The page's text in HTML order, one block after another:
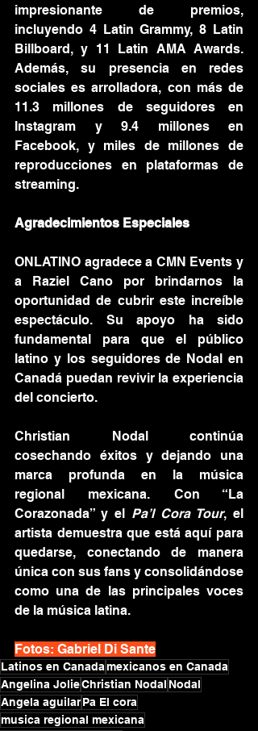
impresionante de premios,
incluyendo 4 Latin Grammy, 8 Latin
Billboard, y 11 Latin AMA Awards.
Además, su presencia en redes
sociales es arrolladora, con más de
11.3 millones de seguidores en
Instagram y 9.4 millones en
Facebook, y miles de millones de
reproducciones en plataformas de
streaming.
Agradecimientos Especiales
ONLATINO agradece a CMN Events y
a Raziel Cano por brindarnos la
oportunidad de cubrir este increíble
espectáculo. Su apoyo ha sido
fundamental para que el público
latino y los seguidores de Nodal en
Canadá puedan revivir la experiencia
del concierto.
Christian Nodal continúa
cosechando éxitos y dejando una
marca profunda en la música
regional mexicana. Con “La
Corazonada” y el Pa’l Cora Tour, el
artista demuestra que está aquí para
quedarse, conectando de manera
única con sus fans y consolidándose
como una de las principales voces
de la música latina.
Fotos: Gabriel Di Sante
Latinos en Canadamexicanos en Canada
Angelina JolieChristian Nodal Nodal
Angela aguilarPa El cora
musica regional mexicana